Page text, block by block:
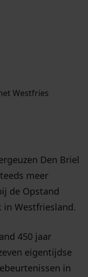
zoektips.
zoektips.
Westfries
Den Briel
meer
de Opstand
in Westfriesland.
450 jaar
eigentijdse
in